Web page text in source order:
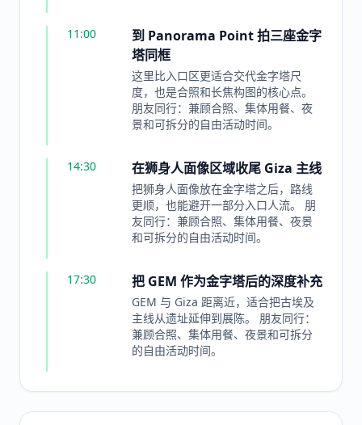
11:00
到 Panorama Point 拍三座金字
塔同框
这里比入口区更适合交代金字塔尺
度，也是合照和长焦构图的核心点。
朋友同行：兼顾合照、集体用餐、夜
景和可拆分的自由活动时间。
14:30 在狮身人面像区域收尾 Giza 主线
把狮身人面像放在金字塔之后，路线
更顺，也能避开一部分入口人流。 朋
友同行：兼顾合照、集体用餐、夜景
和可拆分的自由活动时间。
17:30 把 GEM 作为金字塔后的深度补充
GEM 与 Giza 距离近，适合把古埃及
主线从遗址延伸到展陈。 朋友同行：
兼顾合照、集体用餐、夜景和可拆分
的自由活动时间。